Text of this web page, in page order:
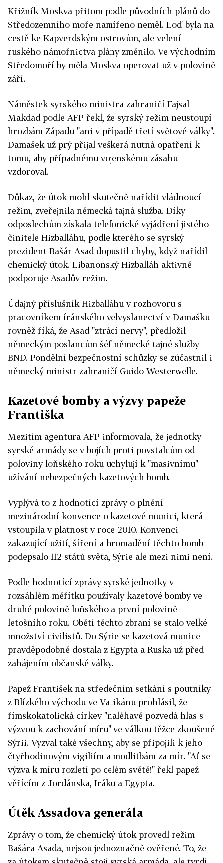
Křižník Moskva přitom podle původních plánů do
Středozemního moře namířeno neměl. Loď byla na
cestě ke Kapverdským ostrovům, ale velení
ruského námořnictva plány změnilo. Ve východním
Středomoří by měla Moskva operovat už v polovině
září.
Náměstek syrského ministra zahraničí Fajsal
Makdad podle AFP řekl, že syrský režim neustoupí
hrozbám Západu "ani v případě třetí světové války".
Damašek už prý přijal veškerá nutná opatření k
tomu, aby případnému vojenskému zásahu
vzdoroval.
Důkaz, že útok mohl skutečně nařídit vládnoucí
režim, zveřejnila německá tajná služba. Díky
odposlechům získala telefonické vyjádření jistého
činitele Hizballáhu, podle kterého se syrský
prezident Bašár Asad dopustil chyby, když nařídil
chemický útok. Libanonský Hizballáh aktivně
podporuje Asadův režim.
Údajný příslušník Hizballáhu v rozhovoru s
pracovníkem íránského velvyslanectví v Damašku
rovněž říká, že Asad "ztrácí nervy", předložil
německým poslancům šéf německé tajné služby
BND. Pondělní bezpečnostní schůzky se zúčastnil i
německý ministr zahraničí Guido Westerwelle.
Kazetové bomby a výzvy papeže
Františka
Mezitím agentura AFP informovala, že jednotky
syrské armády se v bojích proti povstalcům od
poloviny loňského roku uchylují k "masivnímu"
užívání nebezpečných kazetových bomb.
Vyplývá to z hodnotící zprávy o plnění
mezinárodní konvence o kazetové munici, která
vstoupila v platnost v roce 2010. Konvenci
zakazující užití, šíření a hromadění těchto bomb
podepsalo 112 států světa, Sýrie ale mezi nimi není.
Podle hodnotící zprávy syrské jednotky v
rozsáhlém měřítku používaly kazetové bomby ve
druhé polovině loňského a první polovině
letošního roku. Obětí těchto zbraní se stalo velké
množství civilistů. Do Sýrie se kazetová munice
pravděpodobně dostala z Egypta a Ruska už před
zahájením občanské války.
Papež František na středečním setkání s poutníky
z Blízkého východu ve Vatikánu prohlásil, že
římskokatolická církev "naléhavě pozvedá hlas s
výzvou k zachování míru" ve válkou těžce zkoušené
Sýrii. Vyzval také všechny, aby se připojili k jeho
čtyřhodinovým vigiliím a modlitbám za mír. "Ať se
výzva k míru rozletí po celém světě!" řekl papež
věřícím z Jordánska, Iráku a Egypta.
Útěk Assadova generála
Zprávy o tom, že chemický útok provedl režim
Bašára Asada, nejsou jednoznačně ověřené. To, že